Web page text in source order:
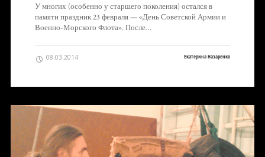
У многих (особенно у старшего поколения) остался в
памяти праздник 23 февраля — «День Советской Армии и
Военно-Морского Флота». После…
08.03.2014 Екатерина Назаренко